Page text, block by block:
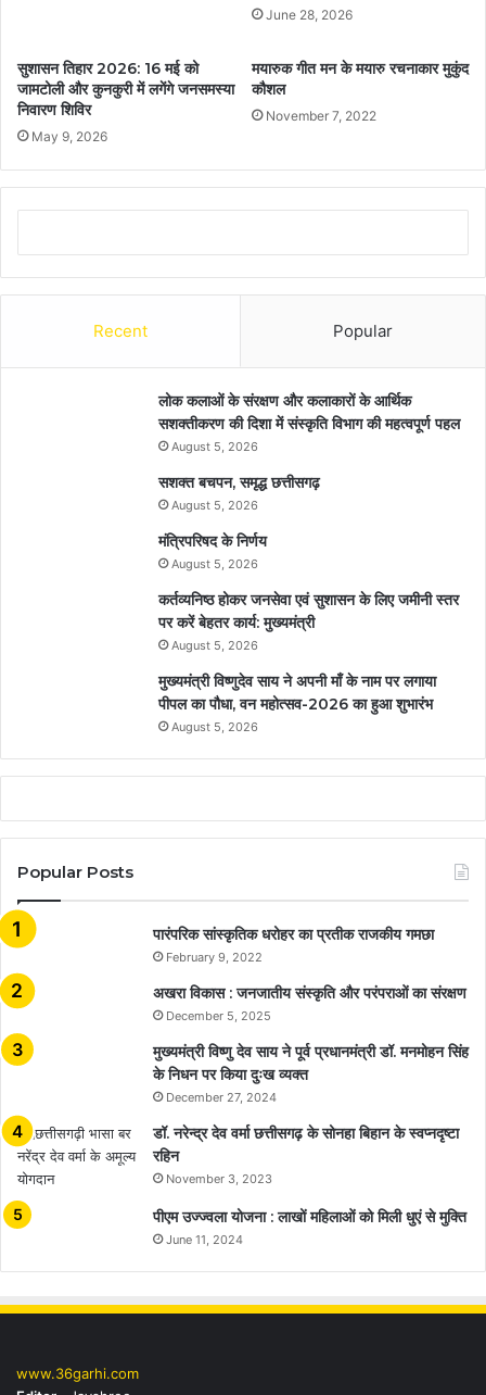
June 28, 2026
सुशासन तिहार 2026: 16 मई को
जामटोली और कुनकुरी में लगेंगे जनसमस्या
निवारण शिविर
May 9, 2026
मयारुक गीत मन के मयारु रचनाकार मुकुंद
कौशल
November 7, 2022
Recent Popular
लोक कलाओं के संरक्षण और कलाकारों के आर्थिक
सशक्तीकरण की दिशा में संस्कृति विभाग की महत्वपूर्ण पहल
August 5, 2026
सशक्त बचपन, समृद्ध छत्तीसगढ़
August 5, 2026
मंत्रिपरिषद के निर्णय
August 5, 2026
कर्तव्यनिष्ठ होकर जनसेवा एवं सुशासन के लिए जमीनी स्तर
पर करें बेहतर कार्य: मुख्यमंत्री
August 5, 2026
मुख्यमंत्री विष्णुदेव साय ने अपनी माँ के नाम पर लगाया
पीपल का पौधा, वन महोत्सव-2026 का हुआ शुभारंभ
August 5, 2026
Popular Posts
​​​​​​​पारंपरिक सांस्कृतिक धरोहर का प्रतीक राजकीय गमछा
February 9, 2022
अखरा विकास : जनजातीय संस्कृति और परंपराओं का संरक्षण
December 5, 2025
मुख्यमंत्री विष्णु देव साय ने पूर्व प्रधानमंत्री डॉ. मनमोहन सिंह
के निधन पर किया दुःख व्यक्त
December 27, 2024
डॉ. नरेन्द्र देव वर्मा छत्तीसगढ़ के सोनहा बिहान के स्वप्नदृष्टा
रहिन
November 3, 2023
पीएम उज्ज्वला योजना : लाखों महिलाओं को मिली धुएं से मुक्ति
June 11, 2024
www.36garhi.com